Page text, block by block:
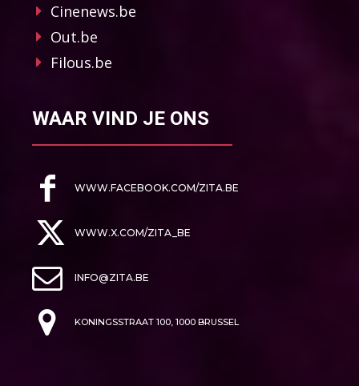
Cinenews.be
Out.be
Filous.be
WAAR VIND JE ONS
WWW.FACEBOOK.COM/ZITA.BE
WWW.X.COM/ZITA_BE
INFO@ZITA.BE
KONINGSSTRAAT 100, 1000 BRUSSEL